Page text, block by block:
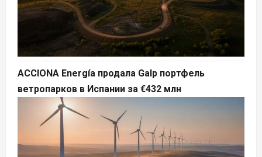
ACCIONA Energía продала Galp портфель
ветропарков в Испании за €432 млн